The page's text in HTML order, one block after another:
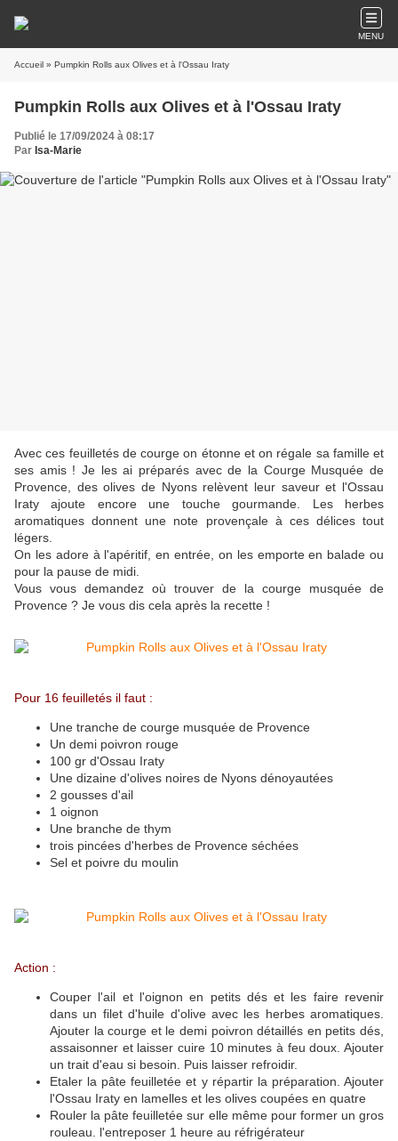
MENU
Accueil » Pumpkin Rolls aux Olives et à l'Ossau Iraty
Pumpkin Rolls aux Olives et à l'Ossau Iraty
Publié le 17/09/2024 à 08:17
Par Isa-Marie
Avec ces feuilletés de courge on étonne et on régale sa famille et
ses amis ! Je les ai préparés avec de la Courge Musquée de
Provence, des olives de Nyons relèvent leur saveur et l'Ossau
Iraty ajoute encore une touche gourmande. Les herbes
aromatiques donnent une note provençale à ces délices tout
légers.
On les adore à l'apéritif, en entrée, on les emporte en balade ou
pour la pause de midi.
Vous vous demandez où trouver de la courge musquée de
Provence ? Je vous dis cela après la recette !
Pour 16 feuilletés il faut :
Une tranche de courge musquée de Provence
Un demi poivron rouge
100 gr d'Ossau Iraty
Une dizaine d'olives noires de Nyons dénoyautées
2 gousses d'ail
1 oignon
Une branche de thym
trois pincées d'herbes de Provence séchées
Sel et poivre du moulin
Action :
Couper l'ail et l'oignon en petits dés et les faire revenir
dans un filet d'huile d'olive avec les herbes aromatiques.
Ajouter la courge et le demi poivron détaillés en petits dés,
assaisonner et laisser cuire 10 minutes à feu doux. Ajouter
un trait d'eau si besoin. Puis laisser refroidir.
Etaler la pâte feuilletée et y répartir la préparation. Ajouter
l'Ossau Iraty en lamelles et les olives coupées en quatre
Rouler la pâte feuilletée sur elle même pour former un gros
rouleau. l'entreposer 1 heure au réfrigérateur